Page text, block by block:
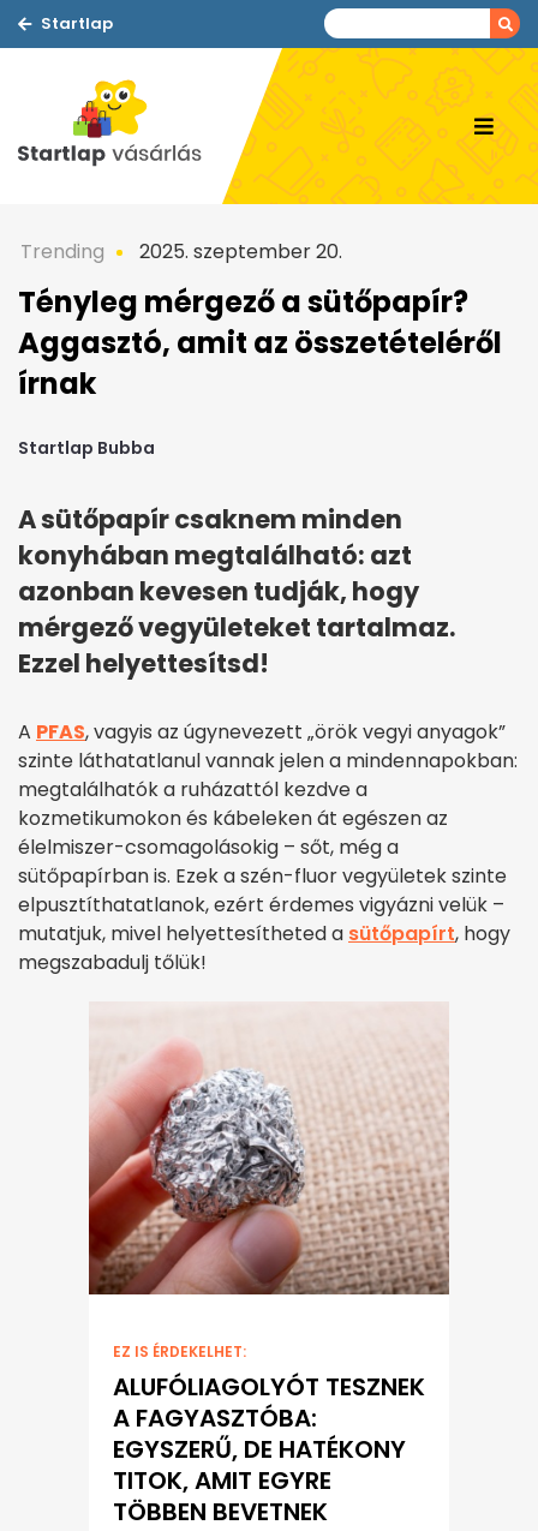
Startlap
Trending 2025. szeptember 20.
Tényleg mérgező a sütőpapír?
Aggasztó, amit az összetételéről
írnak
Startlap Bubba
A sütőpapír csaknem minden
konyhában megtalálható: azt
azonban kevesen tudják, hogy
mérgező vegyületeket tartalmaz.
Ezzel helyettesítsd!
A PFAS, vagyis az úgynevezett „örök vegyi anyagok”
szinte láthatatlanul vannak jelen a mindennapokban:
megtalálhatók a ruházattól kezdve a
kozmetikumokon és kábeleken át egészen az
élelmiszer-csomagolásokig – sőt, még a
sütőpapírban is. Ezek a szén-fluor vegyületek szinte
elpusztíthatatlanok, ezért érdemes vigyázni velük –
mutatjuk, mivel helyettesítheted a sütőpapírt, hogy
megszabadulj tőlük!
EZ IS ÉRDEKELHET:
ALUFÓLIAGOLYÓT TESZNEK
A FAGYASZTÓBA:
EGYSZERŰ, DE HATÉKONY
TITOK, AMIT EGYRE
TÖBBEN BEVETNEK